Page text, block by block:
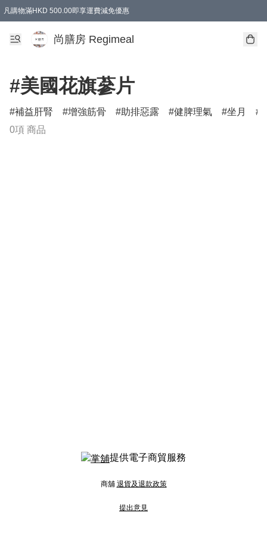
凡購物滿HKD 500.00即享運費減免優惠
尚膳房 Regimeal
#美國花旗蔘片
補益肝腎 增強筋骨 助排惡露 健脾理氣 坐月
0項 商品
提供電子商貿服務
商舖 退貨及退款政策
提出意見